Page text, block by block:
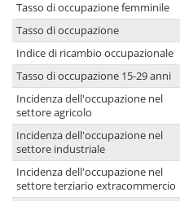
Tasso di occupazione femminile
Tasso di occupazione
Indice di ricambio occupazionale
Tasso di occupazione 15-29 anni
Incidenza dell'occupazione nel
settore agricolo
Incidenza dell'occupazione nel
settore industriale
Incidenza dell'occupazione nel
settore terziario extracommercio